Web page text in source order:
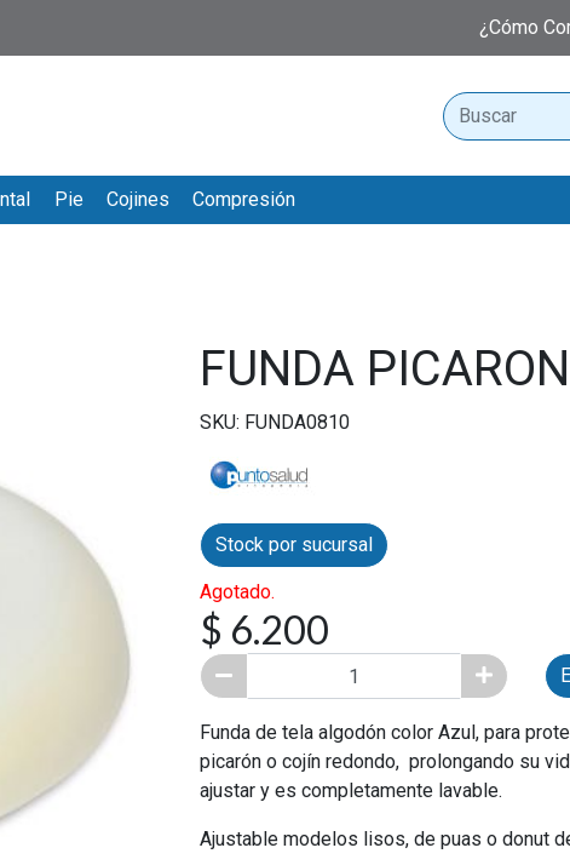
¿Cómo
Pie Cojines Compresión
FUNDA
SKU: FUNDA0810
Stock por sucursal
Agotado.
$ 6.200
Funda de tela algodón color Azul, para
picarón o cojín redondo, prolongando su
ajustar y es completamente lavable.
Ajustable modelos lisos, de puas o donut